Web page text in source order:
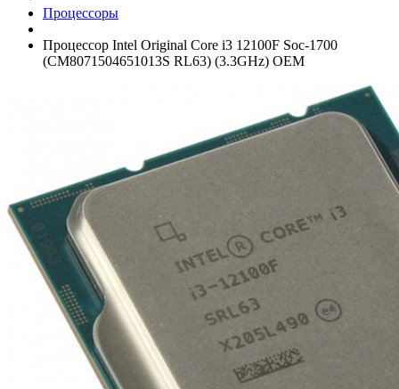
Процессоры
Процессор Intel Original Core i3 12100F Soc-1700
(CM8071504651013S RL63) (3.3GHz) OEM